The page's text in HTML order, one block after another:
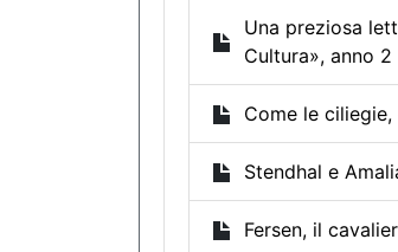
Una preziosa
Cultura», anno
Come le
Stendhal e
Fersen, il